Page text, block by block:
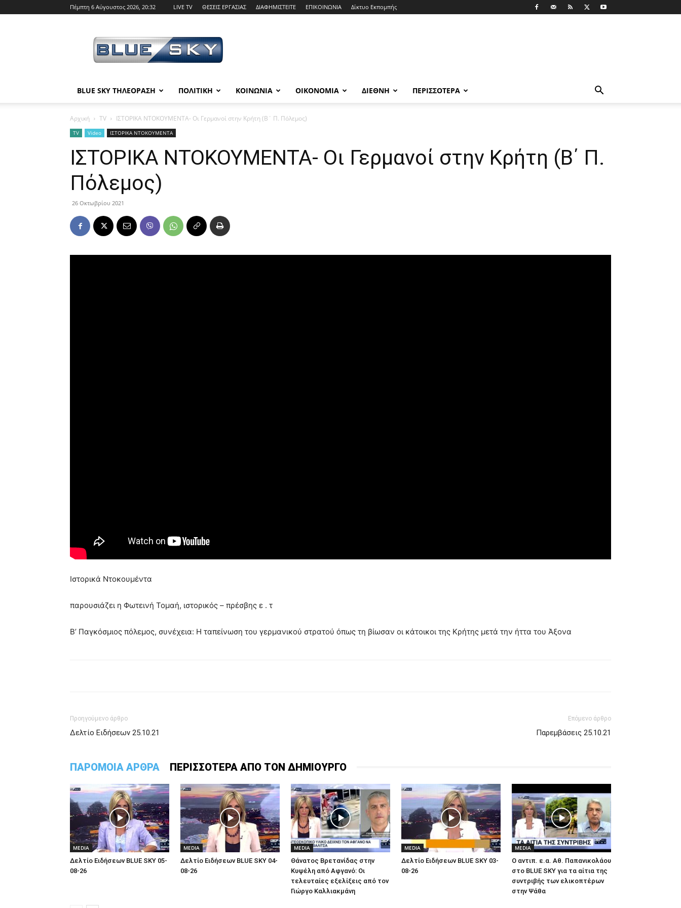
Πέμπτη 6 Αύγουστος 2026, 20:32 LIVE TV ΘΕΣΕΙΣ ΕΡΓΑΣΙΑΣ ΔΙΑΦΗΜΙΣΤΕΙΤΕ ΕΠΙΚΟΙΝΩΝΙΑ Δίκτυο Εκπομπής
SKY
BLUE SKY ΤΗΛΕΟΡΑΣΗ ΠΟΛΙΤΙΚΗ ΚΟΙΝΩΝΙΑ ΟΙΚΟΝΟΜΙΑ ΔΙΕΘΝΗ ΠΕΡΙΣΣΟΤΕΡΑ
Αρχική TV ΙΣΤΟΡΙΚΑ ΝΤΟΚΟΥΜΕΝΤΑ- Οι Γερμανοί στην Κρήτη (Β΄ Π. Πόλεμος)
TV Video ΙΣΤΟΡΙΚΑ ΝΤΟΚΟΥΜΕΝΤΑ
ΙΣΤΟΡΙΚΑ ΝΤΟΚΟΥΜΕΝΤΑ- Οι Γερμανοί στην Κρήτη (Β΄ Π.
Πόλεμος)
26 Οκτωβρίου 2021
Ιστορικά Ντοκουμέντα
παρουσιάζει η Φωτεινή Τομαή, ιστορικός – πρέσβης ε . τ
Β’ Παγκόσμιος πόλεμος, συνέχεια: Η ταπείνωση του γερμανικού στρατού όπως τη βίωσαν οι κάτοικοι της Κρήτης μετά την ήττα του Άξονα
Προηγούμενο άρθρο
Δελτίο Ειδήσεων 25.10.21
Επόμενο άρθρο
Παρεμβάσεις 25.10.21
ΠΑΡΟΜΟΙΑ ΑΡΘΡΑ ΠΕΡΙΣΣΟΤΕΡΑ ΑΠΟ ΤΟΝ ΔΗΜΙΟΥΡΓΟ
MEDIA
Δελτίο Ειδήσεων BLUE SKY 05-
08-26
MEDIA
Δελτίο Ειδήσεων BLUE SKY 04-
08-26
MEDIA
Θάνατος Βρετανίδας στην
Κυψέλη από Αφγανό: Οι
τελευταίες εξελίξεις από τον
Γιώργο Καλλιακμάνη
MEDIA
Δελτίο Ειδήσεων BLUE SKY 03-
08-26
MEDIA
Ο αντιπ. ε.α. Αθ. Παπανικολάου
στο BLUE SKY για τα αίτια της
συντριβής των ελικοπτέρων
στην Ψάθα